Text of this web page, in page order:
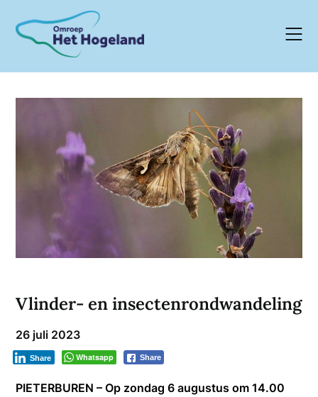
content
Vlinder- en insectenrondwandeling
26 juli 2023
Whatsapp Share
Share
PIETERBUREN – Op zondag 6 augustus om 14.00